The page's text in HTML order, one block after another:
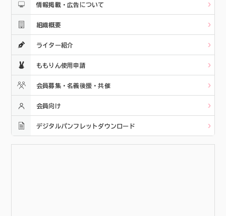
情報掲載・広告について
組織概要
ライター紹介
ももりん使用申請
会員募集・名義後援・共催
会員向け
デジタルパンフレットダウンロード